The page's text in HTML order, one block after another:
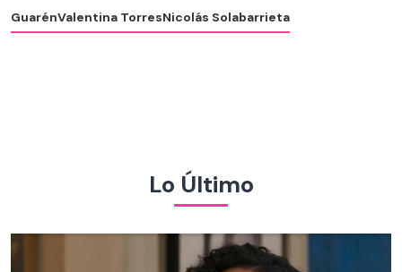
GuarénValentina TorresNicolás Solabarrieta
Lo Último